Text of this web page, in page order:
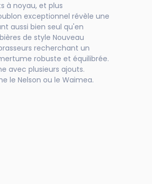
à noyau, et plus
exceptionnel révèle une
aussi bien seul qu'en
de style Nouveau
recherchant un
robuste et équilibrée.
avec plusieurs ajouts.
le Nelson ou le Waimea.